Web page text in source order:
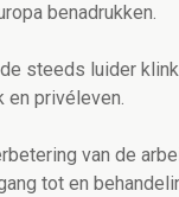
benadrukken.
steeds luider
en privéleven.
van de
tot en